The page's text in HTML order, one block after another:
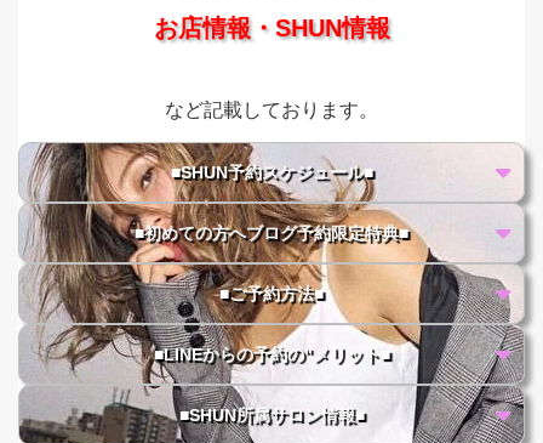
お店情報・SHUN情報
など記載しております。
■SHUN予約スケジュール■
■初めての方へブログ予約限定特典■
■ご予約方法■
■LINEからの予約の"メリット■
■SHUN所属サロン情報■